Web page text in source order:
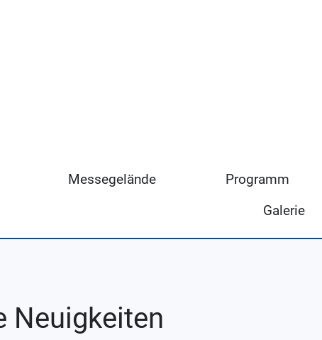
Messegelände Programm
Galerie
Neuigkeiten